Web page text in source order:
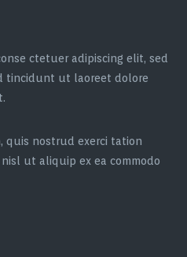
ctetuer adipiscing elit, sed
tincidunt ut laoreet dolore
quis nostrud exerci tation
ut aliquip ex ea commodo